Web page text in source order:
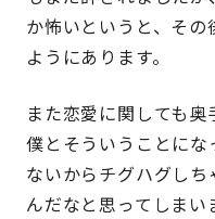
か怖いというと、そ
ようにあります。
また恋愛に関しても奥
僕とそういうことに
ないからチグハグし
んだなと思ってしまい